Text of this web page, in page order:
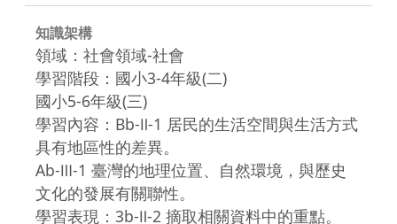
知識架構
領域：社會領域-社會
學習階段：國小3-4年級(二)
國小5-6年級(三)
學習內容：Bb-Ⅱ-1 居民的生活空間與生活方式
具有地區性的差異。
Ab-Ⅲ-1 臺灣的地理位置、自然環境，與歷史
文化的發展有關聯性。
學習表現：3b-Ⅱ-2 摘取相關資料中的重點。